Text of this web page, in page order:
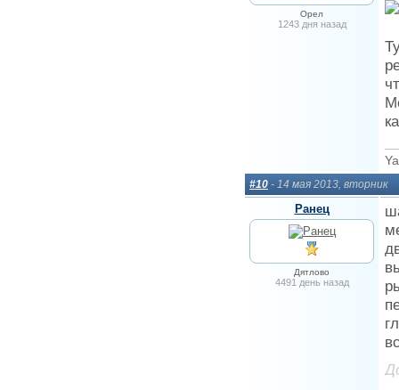
Орел
1243 дня назад
#10 - 14 мая 2013, вторник
Ранец
Дятлово
4491 день назад